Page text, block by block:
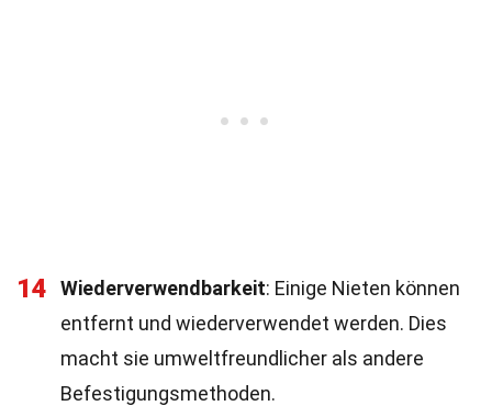
14 Wiederverwendbarkeit: Einige Nieten können
entfernt und wiederverwendet werden. Dies
macht sie umweltfreundlicher als andere
Befestigungsmethoden.